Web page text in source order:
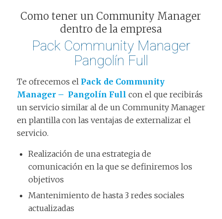
Como tener un Community Manager
dentro de la empresa
Pack Community Manager
Pangolín Full
Te ofrecemos el Pack de Community
Manager – Pangolín Full con el que recibirás
un servicio similar al de un Community Manager
en plantilla con las ventajas de externalizar el
servicio.
Realización de una estrategia de
comunicación en la que se definiremos los
objetivos
Mantenimiento de hasta 3 redes sociales
actualizadas